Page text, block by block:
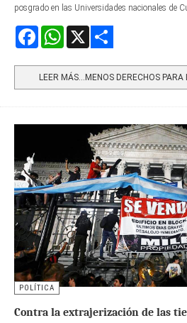
posgrado en las Universidades nacionales de
FacebookWhatsApp
LEER MÁS…MENOS DERECHOS
POLÍTICA
Contra la extrajerización de las